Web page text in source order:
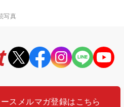
写真
ス メルマガ登録はこちら